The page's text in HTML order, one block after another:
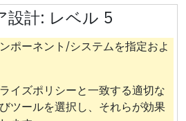
設計: レベル 5
ポーネント/システムを指定およ
イズポリシーと一致する適切な
ツールを選択し、それらが効果